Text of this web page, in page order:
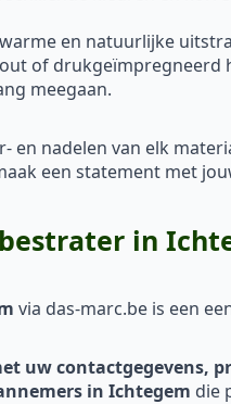
en natuurlijke
of
meegaan.
en nadelen van elk
een statement met
in
via das-marc.be is een
uw contactgegevens,
in Ichtegem die